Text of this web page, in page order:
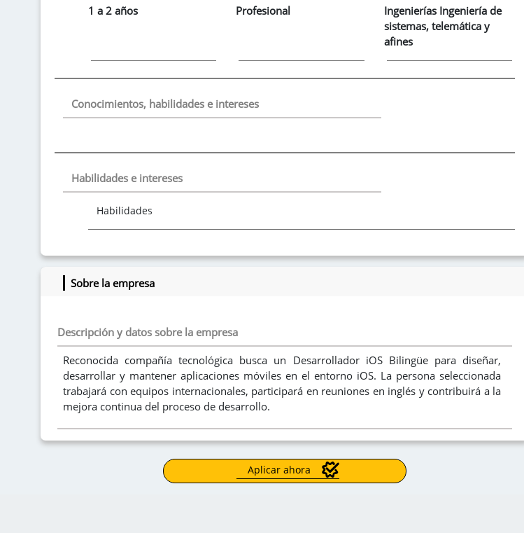
1 a 2 años Profesional
Ingenierías Ingeniería de
sistemas, telemática y
afines
Conocimientos, habilidades e intereses
Habilidades e intereses
Habilidades
Sobre la empresa
Descripción y datos sobre la empresa
Reconocida compañía tecnológica busca un Desarrollador iOS Bilingüe para diseñar,
desarrollar y mantener aplicaciones móviles en el entorno iOS. La persona seleccionada
trabajará con equipos internacionales, participará en reuniones en inglés y contribuirá a la
mejora continua del proceso de desarrollo.
Requisitos:
-Profesional en Ingeniería de Sistemas, Desarrollo de Software o carreras afines
-Mínimo 3 años de experiencia en desarrollo de aplicaciones iOS
Aplicar ahora